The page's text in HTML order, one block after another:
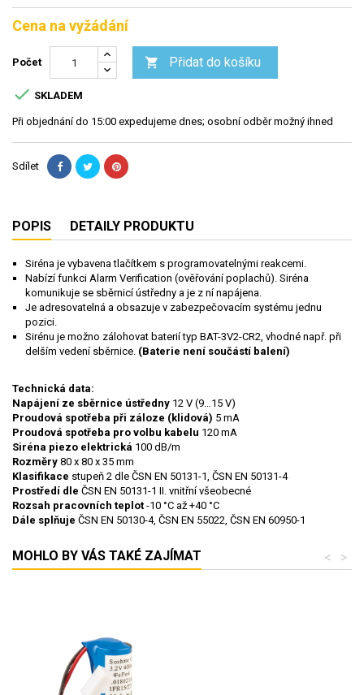
Cena na vyžádání
Počet  Přidat do košíku
 SKLADEM
Při objednání do 15:00 expedujeme dnes; osobní odběr možný ihned
Sdílet
POPIS DETAILY PRODUKTU
Siréna je vybavena tlačítkem s programovatelnými reakcemi.
Nabízí funkci Alarm Verification (ověřování poplachů). Siréna
komunikuje se sběrnicí ústředny a je z ní napájena.
Je adresovatelná a obsazuje v zabezpečovacím systému jednu
pozici.
Sirénu je možno zálohovat baterií typ BAT-3V2-CR2, vhodné např. při
delším vedení sběrnice. (Baterie není součástí balení)
Technická data:
Napájení ze sběrnice ústředny 12 V (9…15 V)
Proudová spotřeba při záloze (klidová) 5 mA
Proudová spotřeba pro volbu kabelu 120 mA
Siréna piezo elektrická 100 dB/m
Rozměry 80 x 80 x 35 mm
Klasifikace stupeň 2 dle ČSN EN 50131-1, ČSN EN 50131-4
Prostředí dle ČSN EN 50131-1 II. vnitřní všeobecné
Rozsah pracovních teplot -10 °C až +40 °C
Dále splňuje ČSN EN 50130-4, ČSN EN 55022, ČSN EN 60950-1
MOHLO BY VÁS TAKÉ ZAJÍMAT >
<